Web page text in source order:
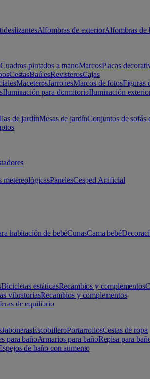
Alfombras de exteriorAlfombras de
Cuadros pintados a manoMarcosPlacas
CestasBaúlesRevisterosCajas
MaceterosJarronesMarcos de fotosFiguras
Iluminación para dormitorioIluminación
de jardínMesas de jardínConjuntos de sofás
metereológicasPanelesCesped Artificial
habitación de bebéCunasCama bebé
Bicicletas estáticasRecambios y complementos
vibratoriasRecambios y complementos
de equilibrio
JabonerasEscobilleroPortarrollosCestas de ropa
para bañoArmarios para bañoRepisa para
de baño con aumento